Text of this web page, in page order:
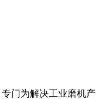
门为解决工业磨机产